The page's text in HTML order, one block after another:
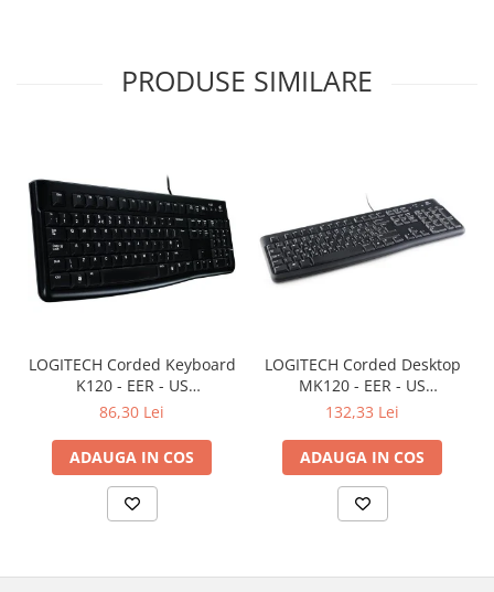
PRODUSE SIMILARE
LOGITECH Corded Keyboard
K120 - EER - US
International layout
86,30 Lei
ADAUGA IN COS
LOGITECH Corded Desktop
MK120 - EER - US
International layout
132,33 Lei
ADAUGA IN COS